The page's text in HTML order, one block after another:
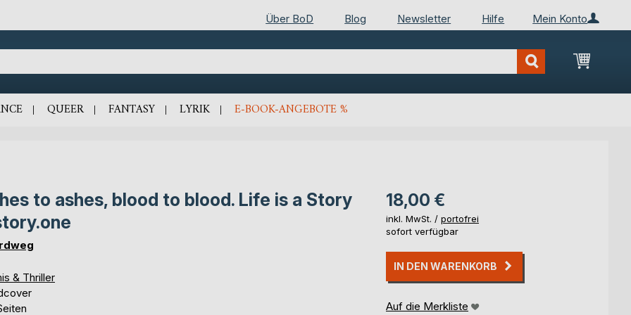
Mein Konto
Über BoD Blog Newsletter Hilfe
Mein
QUEER FANTASY LYRIK E-BOOK-ANGEBOTE %
to ashes, blood to blood. Life is a Story
& Thriller
18,00 €
inkl. MwSt. / portofrei
sofort verfügbar
IN DEN WARENKORB
Auf die Merkliste